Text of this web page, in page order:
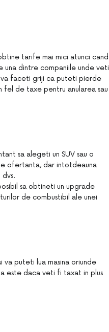
tarife mai mici atunci cand
una dintre companiile unde veti
va faceti griji ca puteti pierde
fel de taxe pentru anularea sau
sa alegeti un SUV sau o
ofertanta, dar intotdeauna
sa obtineti un upgrade
de combustibil ale unei
puteti lua masina oriunde
este daca veti fi taxat in plus